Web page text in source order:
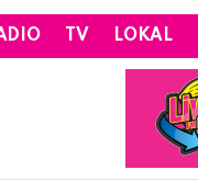
TV LOKAL